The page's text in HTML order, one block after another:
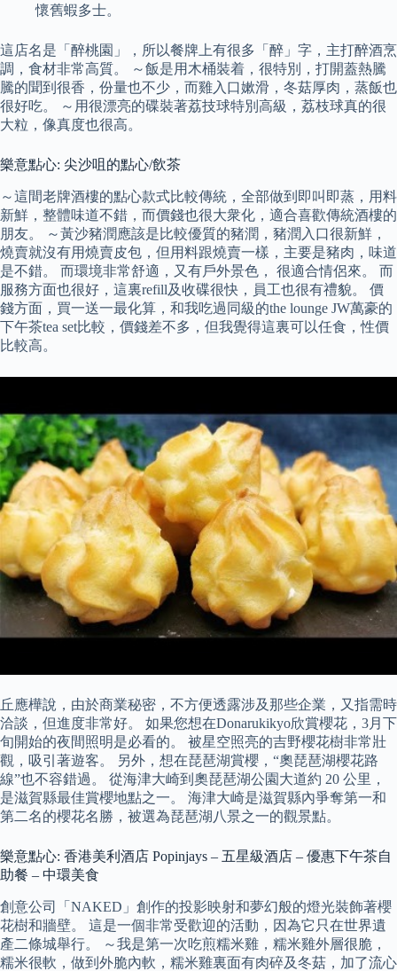
懷舊蝦多士。
這店名是「醉桃園」，所以餐牌上有很多「醉」字，主打醉酒烹
調，食材非常高質。 ～飯是用木桶裝着，很特別，打開蓋熱騰
騰的聞到很香，份量也不少，而雞入口嫰滑，冬菇厚肉，蒸飯也
很好吃。 ～用很漂亮的碟裝著荔技球特別高級，荔枝球真的很
大粒，像真度也很高。
樂意點心: 尖沙咀的點心/飲茶
～這間老牌酒樓的點心款式比較傳統，全部做到即叫即蒸，用料
新鮮，整體味道不錯，而價錢也很大衆化，適合喜歡傳統酒樓的
朋友。 ～黃沙豬潤應該是比較優質的豬潤，豬潤入口很新鮮，
燒賣就沒有用燒賣皮包，但用料跟燒賣一樣，主要是豬肉，味道
是不錯。 而環境非常舒適，又有戶外景色， 很適合情侶來。 而
服務方面也很好，這裏refill及收碟很快，員工也很有禮貌。 價
錢方面，買一送一最化算，和我吃過同級的the lounge JW萬豪的
下午茶tea set比較，價錢差不多，但我覺得這裏可以任食，性價
比較高。
丘應樺說，由於商業秘密，不方便透露涉及那些企業，又指需時
洽談，但進度非常好。 如果您想在Donarukikyo欣賞櫻花，3月下
旬開始的夜間照明是必看的。 被星空照亮的吉野櫻花樹非常壯
觀，吸引著遊客。 另外，想在琵琶湖賞櫻，“奧琵琶湖櫻花路
線”也不容錯過。 從海津大崎到奧琵琶湖公園大道約 20 公里，
是滋賀縣最佳賞櫻地點之一。 海津大崎是滋賀縣內爭奪第一和
第二名的櫻花名勝，被選為琵琶湖八景之一的觀景點。
樂意點心: 香港美利酒店 Popinjays – 五星級酒店 – 優惠下午茶自
助餐 – 中環美食
創意公司「NAKED」創作的投影映射和夢幻般的燈光裝飾著櫻
花樹和牆壁。 這是一個非常受歡迎的活動，因為它只在世界遺
產二條城舉行。 ～我是第一次吃煎糯米雞，糯米雞外層很脆，
糯米很軟，做到外脆內軟，糯米雞裏面有肉碎及冬菇，加了流心